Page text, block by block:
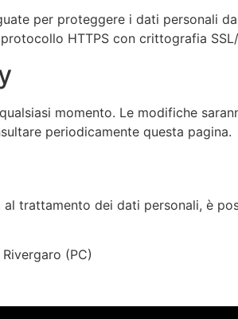
per proteggere i dati personali
HTTPS con crittografia
momento. Le modifiche
periodicamente questa pagina.
trattamento dei dati personali, è
(PC)